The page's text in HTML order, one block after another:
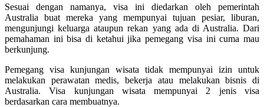
Sesuai dengan namanya, visa ini diedarkan oleh pemerintah
Australia buat mereka yang mempunyai tujuan pesiar, liburan,
mengunjungi keluarga ataupun rekan yang ada di Australia. Dari
pemahaman ini bisa di ketahui jika pemegang visa ini cuma mau
berkunjung.
Pemegang visa kunjungan wisata tidak mempunyai izin untuk
melakukan perawatan medis, bekerja atau melakukan bisnis di
Australia. Visa kunjungan wisata mempunyai 2 jenis visa
berdasarkan cara membuatnya.